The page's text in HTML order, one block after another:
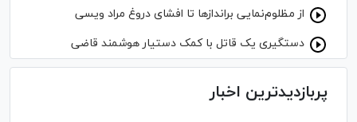
از مظلوم‌نمایی برانداز‌ها تا افشای دروغ مراد ویسی
دستگیری یک قاتل با کمک دستیار هوشمند قاضی
پربازدیدترین اخبار